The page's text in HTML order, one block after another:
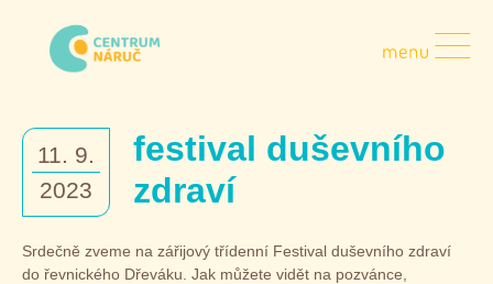
obsahu
s.
11. 9.
2023
festival duševního
zdraví
Srdečně zveme na zářijový třídenní Festival duševního zdraví
do řevnického Dřeváku. Jak můžete vidět na pozvánce,